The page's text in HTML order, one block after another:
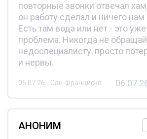
повторные звонки отвечал
он работу сделал и ничего
Есть там вода или нет - это
проблема. Никогда не
недоспециалисту, просто
и нервы.
06.07.26 - Сан-Франциско
АНОНИМ